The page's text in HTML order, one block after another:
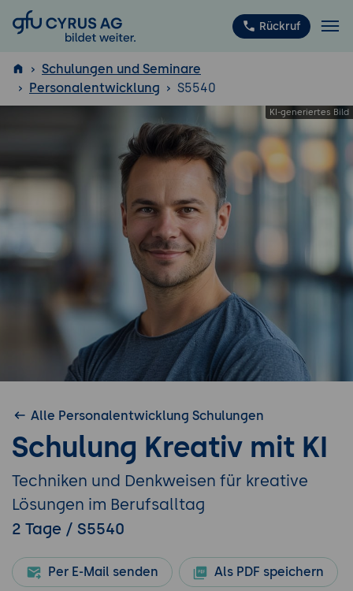
GFU Cyrus AG Rückruf
ISTQB ®
Schulungen und Seminare
Personalentwicklung
S5540
Alle Personalentwicklung Schulungen
Schulung Kreativ mit KI
Techniken und Denkweisen für kreative
Lösungen im Berufsalltag
2 Tage / S5540
Per E-Mail senden Als PDF speichern